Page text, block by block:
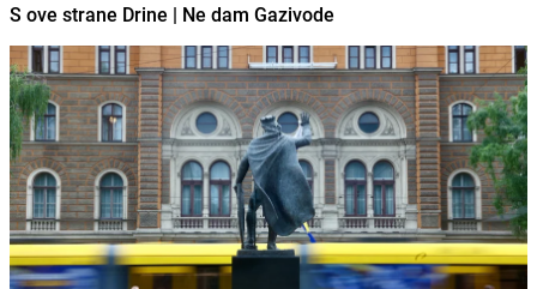
S ove strane Drine | Ne dam Gazivode